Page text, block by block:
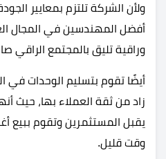
ولأن الشركة تلتزم بمعايير
أفضل المهندسين في المجال
وراقية تليق بالمجتمع الراقي
أيضًا تقوم بتسليم الوحدات في
زاد من ثقة العملاء بها، حيث
يقبل المستثمرين وتقوم ببيع
وقت قليل.